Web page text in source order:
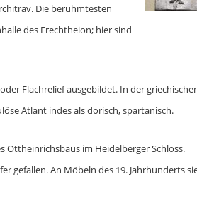
Die berühmtesten
des Erechtheion; hier sind
Flachrelief ausgebildet. In der
Atlant indes als dorisch, spartanisch.
Ottheinrichsbaus im Heidelberger Schloss.
gefallen. An Möbeln des 19. Jahrhunderts